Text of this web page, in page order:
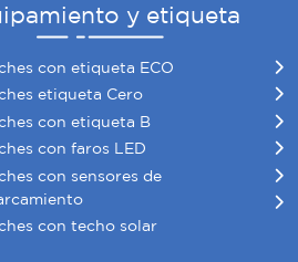
y etiqueta
con etiqueta ECO
etiqueta Cero
con etiqueta B
con faros LED
con sensores de
con techo solar